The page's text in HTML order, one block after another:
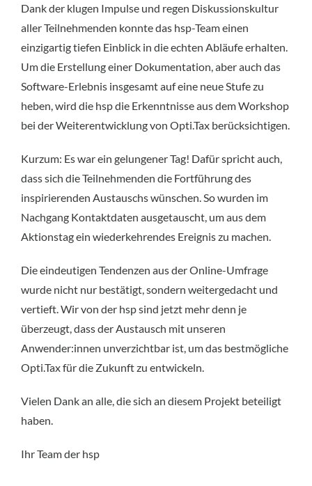
Dank der klugen Impulse und regen Diskussionskultur
aller Teilnehmenden konnte das hsp-Team einen
einzigartig tiefen Einblick in die echten Abläufe erhalten.
Um die Erstellung einer Dokumentation, aber auch das
Software-Erlebnis insgesamt auf eine neue Stufe zu
heben, wird die hsp die Erkenntnisse aus dem Workshop
bei der Weiterentwicklung von Opti.Tax berücksichtigen.
Kurzum: Es war ein gelungener Tag! Dafür spricht auch,
dass sich die Teilnehmenden die Fortführung des
inspirierenden Austauschs wünschen. So wurden im
Nachgang Kontaktdaten ausgetauscht, um aus dem
Aktionstag ein wiederkehrendes Ereignis zu machen.
Die eindeutigen Tendenzen aus der Online-Umfrage
wurde nicht nur bestätigt, sondern weitergedacht und
vertieft. Wir von der hsp sind jetzt mehr denn je
überzeugt, dass der Austausch mit unseren
Anwender:innen unverzichtbar ist, um das bestmögliche
Opti.Tax für die Zukunft zu entwickeln.
Vielen Dank an alle, die sich an diesem Projekt beteiligt
haben.
Ihr Team der hsp